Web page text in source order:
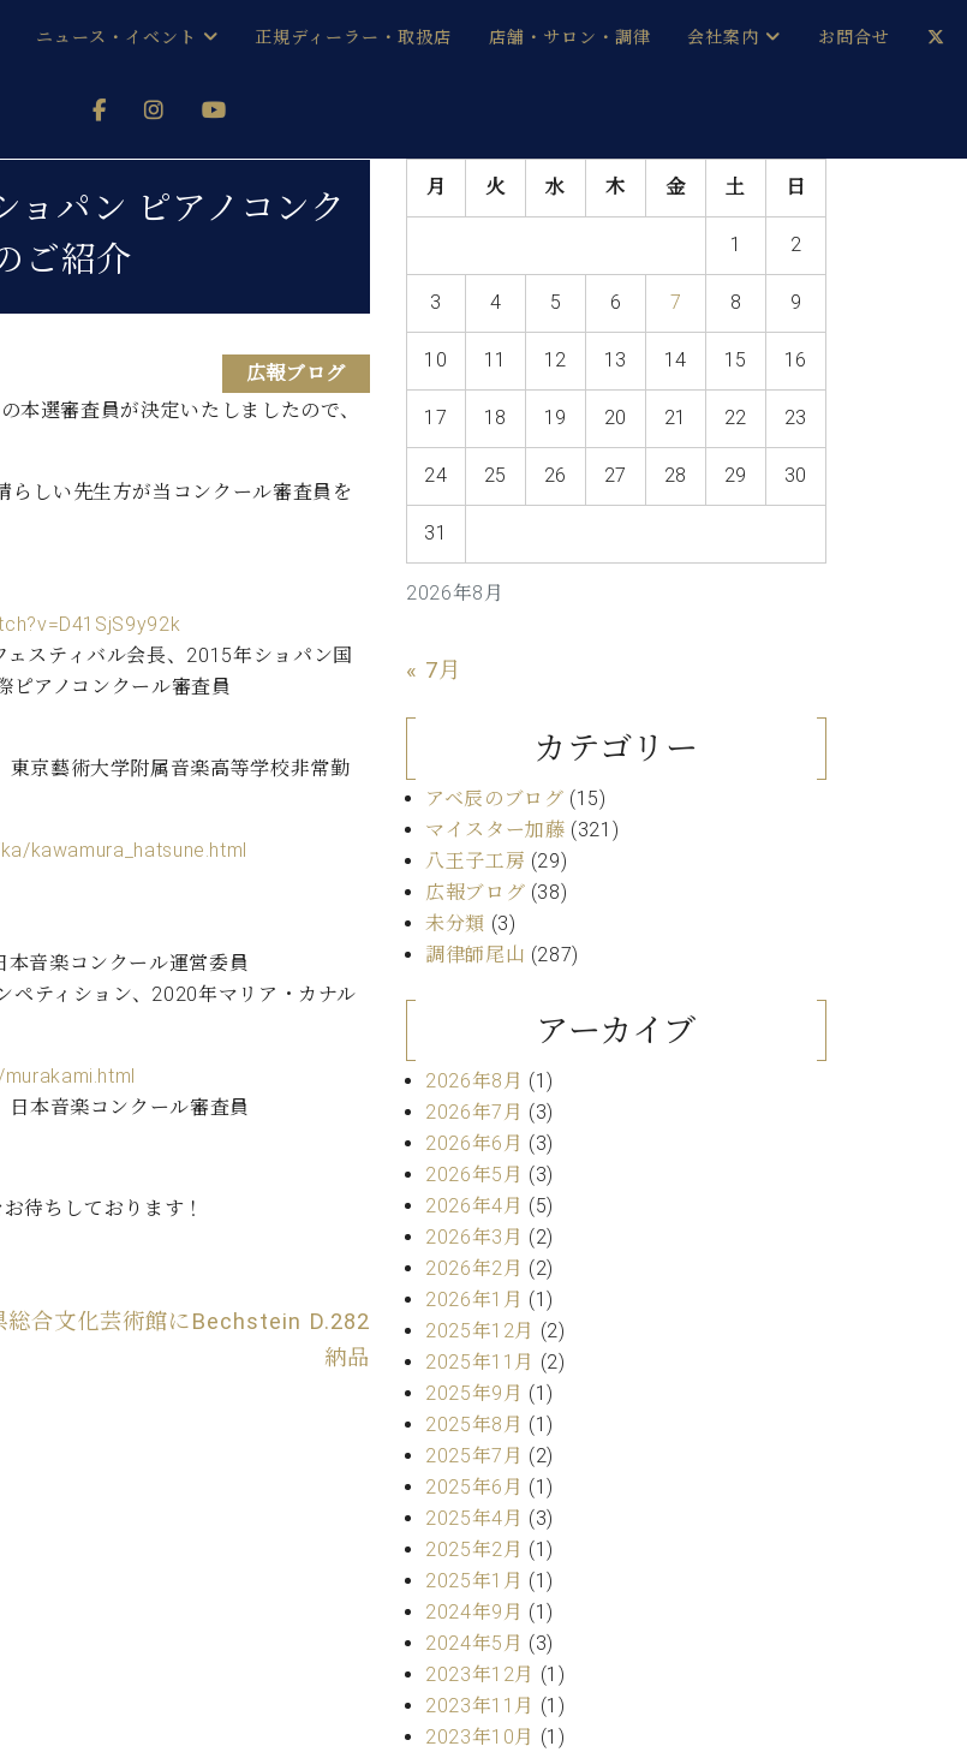
タイン レジデンス
ニュース・イベント
メルマガ会員登録ご案内
(入荷情報等)
プレスリリース
レッスンイベント
コンクール
音楽教室
正規ディーラー・取扱店 店舗・サロン・調律
教室
本社：八王子・技術営業センター
スタッフご挨拶
技術者紹介
八王子工房ブログ
会社案内
採用情報
ベヒシュタイン・サロン会員
ベヒシュタイン・ジャパンブログ
お問合せ
ョパン ピアノコンク
ご紹介
広報ブログ
本選審査員が決定いたしましたので、
らしい先生方が当コンクール審査員を
スティバル会長、2015年ショパン国
ピアノコンクール審査員
東京藝術大学附属音楽高等学校非常勤
kawamura_hatsune.html
音楽コンクール運営委員
ペティション、2020年マリア・カナル
日本音楽コンクール審査員
待ちしております！
総合文化芸術館にBechstein D.282
納品
2026年8月
月 火 水 木 金 土 日
1 2
3 4 5 6 7 8 9
10 11 12 13 14 15 16
17 18 19 20 21 22 23
24 25 26 27 28 29 30
31
« 7月
カテゴリー
アベ辰のブログ (15)
マイスター加藤 (321)
八王子工房 (29)
広報ブログ (38)
未分類 (3)
調律師尾山 (287)
アーカイブ
2026年8月 (1)
2026年7月 (3)
2026年6月 (3)
2026年5月 (3)
2026年4月 (5)
2026年3月 (2)
2026年2月 (2)
2026年1月 (1)
2025年12月 (2)
2025年11月 (2)
2025年9月 (1)
2025年8月 (1)
2025年7月 (2)
2025年6月 (1)
2025年4月 (3)
2025年2月 (1)
2025年1月 (1)
2024年9月 (1)
2024年5月 (3)
2023年12月 (1)
2023年11月 (1)
2023年10月 (1)